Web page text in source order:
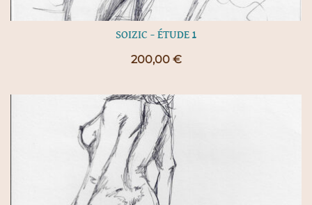
SOIZIC – ÉTUDE 1
200,00 €